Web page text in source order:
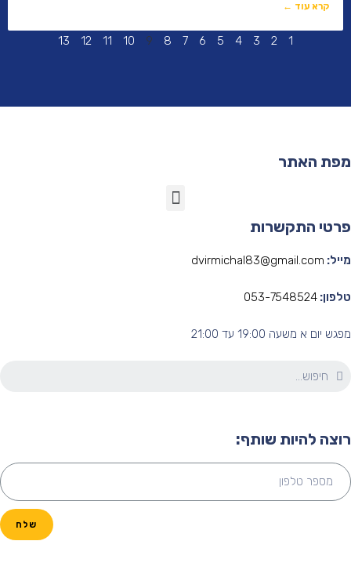
קרא עוד ←
2
3
4
5
6
7
8
9
10
11
12
13
האתר
התקשרות
dvirmichal83@gmail.com
053-7548524
יום א משעה 19:00 עד 21:00
להיות שותף:
שלח